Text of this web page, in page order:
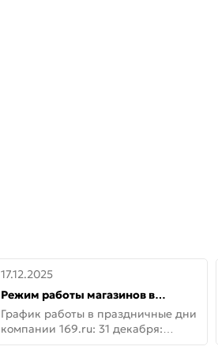
17.12.2025
Режим работы магазинов в
праздничные дни с 31 декабря по
11 января
График работы в праздничные дни
компании 169.ru: 31 декабря:
Заказы, самовывоз и доставки —